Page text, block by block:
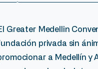
Greater Medellin
privada sin
a Medellín y